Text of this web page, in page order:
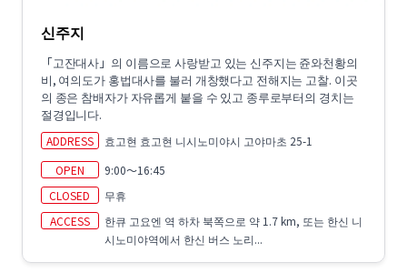
신주지
「고잔대사」의 이름으로 사랑받고 있는 신주지는 쥰와천황의
비, 여의도가 홍법대사를 불러 개창했다고 전해지는 고찰. 이곳
의 종은 참배자가 자유롭게 붙을 수 있고 종루로부터의 경치는
절경입니다.
ADDRESS
효고현 효고현 니시노미야시 고야마초 25-1
OPEN
9:00～16:45
CLOSED
무휴
ACCESS
한큐 고요엔 역 하차 북쪽으로 약 1.7 km, 또는 한신 니
시노미야역에서 한신 버스 노리...